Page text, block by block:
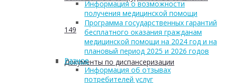
149
Документы по диспансеризации
Информация о возможности
получения медицинской помощи
Программа государственных гарантий
бесплатного оказания гражданам
медицинской помощи на 2024 год и на
плановый период 2025 и 2026 годов
Разное
Информация об отзывах
потребителей услуг